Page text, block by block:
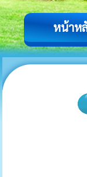
หน้าห